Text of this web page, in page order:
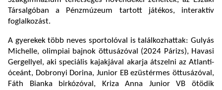
Társalgóban a Pénzmúzeum tartott játékos, interaktív
foglalkozást.
A gyerekek több neves sportolóval is találkozhattak: Gulyás
Michelle, olimpiai bajnok öttusázóval (2024 Párizs), Havasi
Gergellyel, aki speciális kajakjával akarja átszelni az Atlanti-
óceánt, Dobronyi Dorina, Junior EB ezüstérmes öttusázóval,
Fáth Bianka birkózóval, Kriza Anna Junior VB ötödik